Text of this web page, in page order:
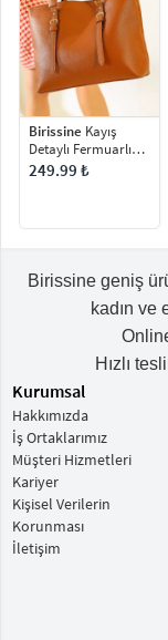
Birissine Kayış
Detaylı Fermuarlı
Omuz Çantası
249.99 ₺
Birissine geniş
kadın ve
Hızlı
Kurumsal
Hakkımızda
İş Ortaklarımız
Müşteri Hizmetleri
Kariyer
Kişisel Verilerin
Korunması
İletişim